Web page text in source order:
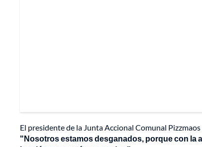
El presidente de la Junta Accional Comunal
"Nosotros estamos desganados, porque con la